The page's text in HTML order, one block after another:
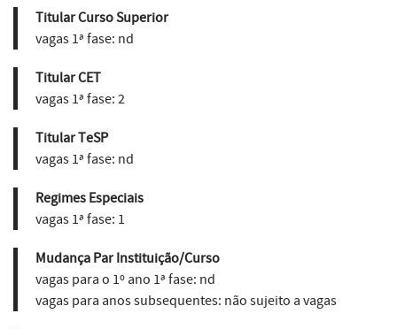
Titular Curso Superior
vagas 1ª fase: nd
Titular CET
vagas 1ª fase: 2
Titular TeSP
vagas 1ª fase: nd
Regimes Especiais
vagas 1ª fase: 1
Mudança Par Instituição/Curso
vagas para o 1º ano 1ª fase: nd
vagas para anos subsequentes: não sujeito a vagas